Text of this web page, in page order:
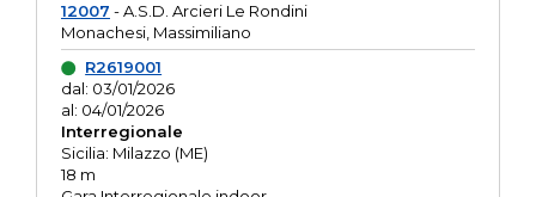
12007 - A.S.D. Arcieri Le Rondini
Monachesi, Massimiliano
R2619001
dal: 03/01/2026
al: 04/01/2026
Interregionale
Sicilia: Milazzo (ME)
18 m